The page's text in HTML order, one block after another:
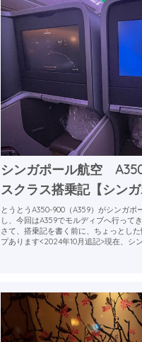
シンガポール航空
スクラス搭乗記【シン
とうとうA350-900（A359）がシンガ
し、今回はA359でモルディブへ行って
さて、搭乗記を書く前に、ちょっとし
プあります<2024年10月追記>現在、シ